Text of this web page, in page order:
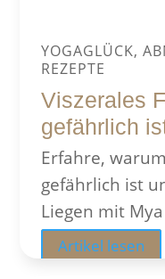
YOGAGLÜCK,
REZEPTE
Viszerales
gefährlich
Erfahre,
gefährlich ist
Liegen mit
Artikel lesen